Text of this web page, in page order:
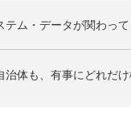
テム・データが関わっ
治体も、有事にどれだ